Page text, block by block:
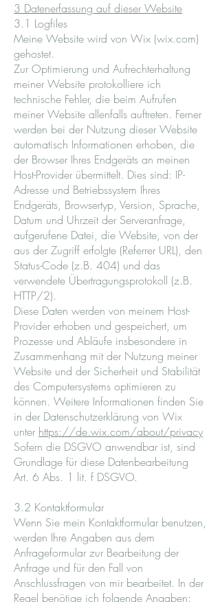
3 Datenerfassung auf dieser Website
3.1 Logfiles
Meine Website wird von Wix (wix.com)
gehostet.
Zur Optimierung und Aufrechterhaltung
meiner Website protokolliere ich
technische Fehler, die beim Aufrufen
meiner Website allenfalls auftreten. Ferner
werden bei der Nutzung dieser Website
automatisch Informationen erhoben, die
der Browser Ihres Endgeräts an meinen
Host-Provider übermittelt. Dies sind: IP-
Adresse und Betriebssystem Ihres
Endgeräts, Browsertyp, Version, Sprache,
Datum und Uhrzeit der Serveranfrage,
aufgerufene Datei, die Website, von der
aus der Zugriff erfolgte (Referrer URL), den
Status-Code (z.B. 404) und das
verwendete Übertragungsprotokoll (z.B.
HTTP/2).
Diese Daten werden von meinem Host-
Provider erhoben und gespeichert, um
Prozesse und Abläufe insbesondere in
Zusammenhang mit der Nutzung meiner
Website und der Sicherheit und Stabilität
des Computersystems optimieren zu
können. Weitere Informationen finden Sie
in der Datenschutzerklärung von Wix
unter https://de.wix.com/about/privacy
Sofern die DSGVO anwendbar ist, sind
Grundlage für diese Datenbearbeitung
Art. 6 Abs. 1 lit. f DSGVO.
3.2 Kontaktformular
Wenn Sie mein Kontaktformular benutzen,
werden Ihre Angaben aus dem
Anfrageformular zur Bearbeitung der
Anfrage und für den Fall von
Anschlussfragen von mir bearbeitet. In der
Regel benötige ich folgende Angaben: